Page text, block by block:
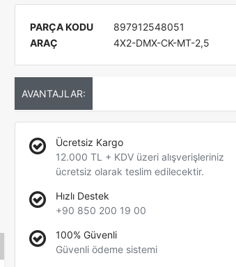
PARÇA KODU
897912548051
ARAÇ
4X2-DMX-CK-MT-2,5
AVANTAJLAR:
Ücretsiz Kargo
12.000 TL + KDV üzeri alışverişleriniz
ücretsiz olarak teslim edilecektir.
Hızlı Destek
+90 850 200 19 00
100% Güvenli
Güvenli ödeme sistemi